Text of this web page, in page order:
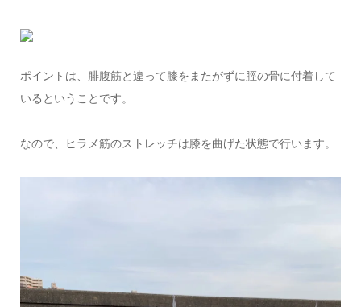
ポイントは、腓腹筋と違って膝をまたがずに脛の骨に付着して
いるということです。
なので、ヒラメ筋のストレッチは膝を曲げた状態で行います。